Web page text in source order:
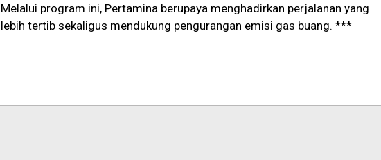
Melalui program ini, Pertamina berupaya menghadirkan perjalanan yang
lebih tertib sekaligus mendukung pengurangan emisi gas buang. ***